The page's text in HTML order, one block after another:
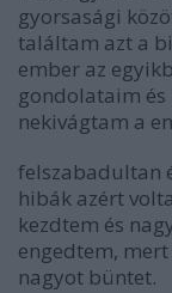
gyorsasági
találtam azt a
ember az
gondolataim
nekivágtam a
felszabadultan
hibák azért
kezdtem és
engedtem,
nagyot büntet.